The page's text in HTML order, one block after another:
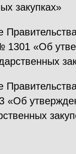
закупках»
1301 «Об
«Об